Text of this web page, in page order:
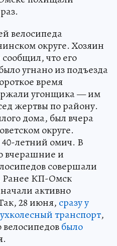
велосипеда
округе. Хозяин
что его
угнано из подъезда
время
угонщика — им
жертвы по району.
дома, был вчера
округе.
40-летний омич. В
вчерашние и
совершали
Ранее КП-Омск
активно
28 июня, сразу у
транспорт,
было